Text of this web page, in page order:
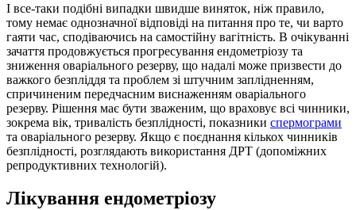
І все-таки подібні випадки швидше виняток, ніж правило,
тому немає однозначної відповіді на питання про те, чи варто
гаяти час, сподіваючись на самостійну вагітність. В очікуванні
зачаття продовжується прогресування ендометріозу та
зниження оваріального резерву, що надалі може призвести до
важкого безпліддя та проблем зі штучним заплідненням,
спричиненим передчасним виснаженням оваріального
резерву. Рішення має бути зваженим, що враховує всі чинники,
зокрема вік, тривалість безплідності, показники спермограми
та оваріального резерву. Якщо є поєднання кількох чинників
безплідності, розглядають використання ДРТ (допоміжних
репродуктивних технологій).
Лікування ендометріозу